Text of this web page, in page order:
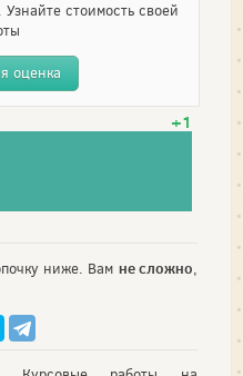
Узнайте стоимость своей
оценка
+1
ниже. Вам не сложно,